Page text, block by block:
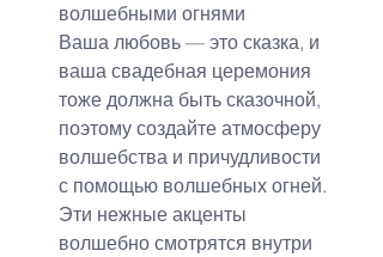
волшебными огнями
Ваша любовь — это сказка, и
ваша свадебная церемония
тоже должна быть сказочной,
поэтому создайте атмосферу
волшебства и причудливости
с помощью волшебных огней.
Эти нежные акценты
волшебно смотрятся внутри